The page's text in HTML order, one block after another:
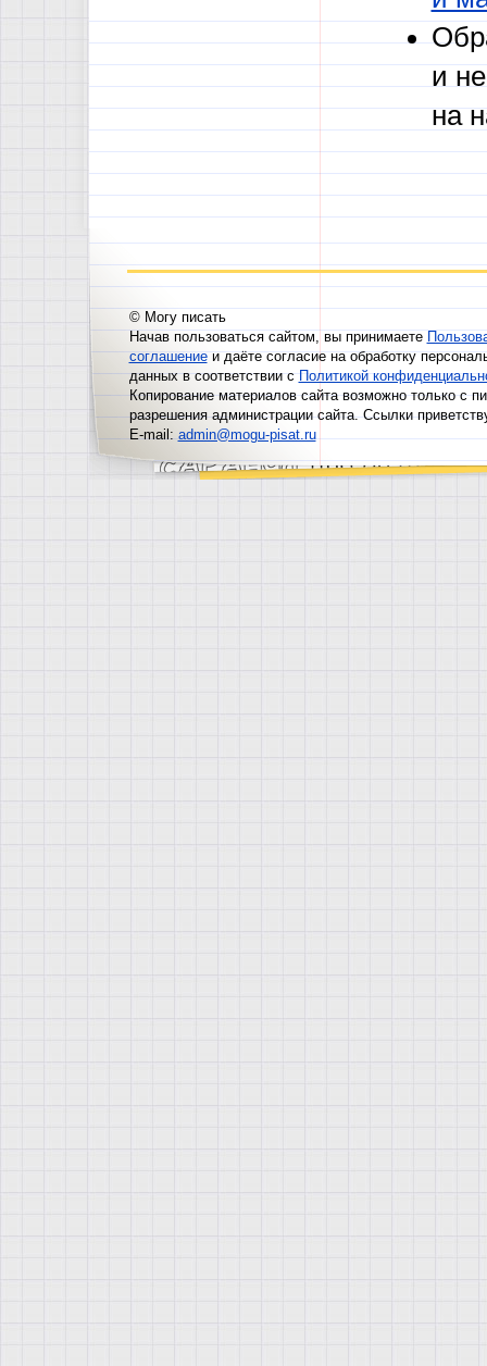
и
на
© Могу писать
Начав пользоваться сайтом, вы принимаете
соглашениеи даёте согласие на обработку
данных в соответствии сПолитикой
Копирование материалов сайта возможно только с
разрешения администрации сайта. Ссылки
E-mail:admin@mogu-pisat.ru